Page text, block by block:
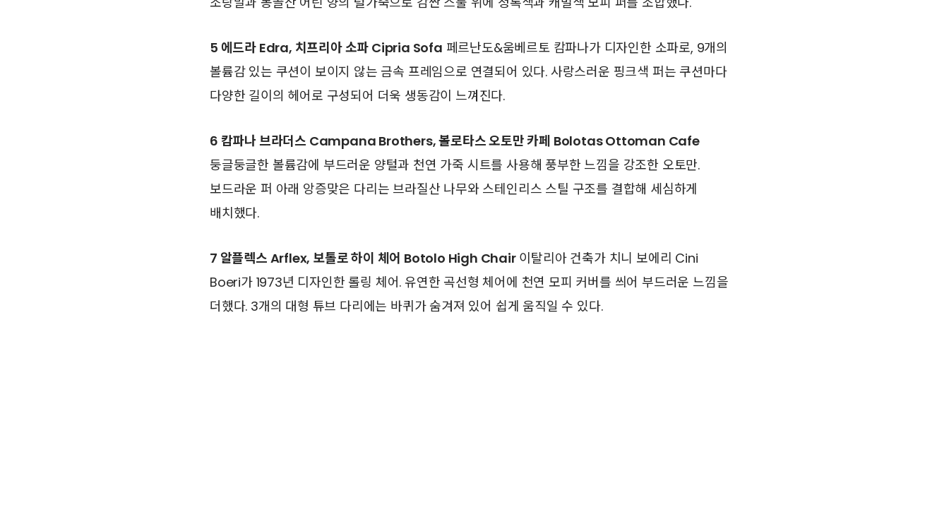
5 에드라 Edra, 치프리아 소파 Cipria Sofa 페르난도&움베르토 캄파나가 디자인한 소파로, 9개의
볼륨감 있는 쿠션이 보이지 않는 금속 프레임으로 연결되어 있다. 사랑스러운 핑크색 퍼는 쿠션마다
다양한 길이의 헤어로 구성되어 더욱 생동감이 느껴진다.
6 캄파나 브라더스 Campana Brothers, 볼로타스 오토만 카페 Bolotas Ottoman Cafe
둥글둥글한 볼륨감에 부드러운 양털과 천연 가죽 시트를 사용해 풍부한 느낌을 강조한 오토만.
보드라운 퍼 아래 앙증맞은 다리는 브라질산 나무와 스테인리스 스틸 구조를 결합해 세심하게
배치했다.
7 알플렉스 Arflex, 보톨로 하이 체어 Botolo High Chair이탈리아 건축가 치니 보에리 Cini
Boeri가 1973년 디자인한 롤링 체어. 유연한 곡선형 체어에 천연 모피 커버를 씌어 부드러운 느낌을
더했다. 3개의 대형 튜브 다리에는 바퀴가 숨겨져 있어 쉽게 움직일 수 있다.